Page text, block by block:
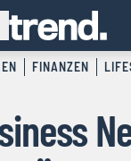
FINANZEN